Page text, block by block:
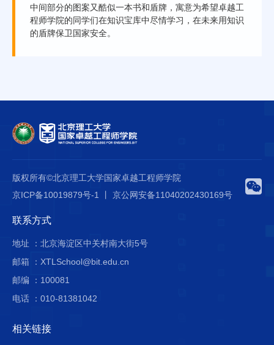
中间部分的图案又酷似一本书和盾牌，寓意为希望卓越工
程师学院的同学们在知识宝库中尽情学习，在未来用知识
的盾牌保卫国家安全。
版权所有©北京理工大学国家卓越工程师学院
京ICP备10019879号-1 丨 京公网安备11040202430169号
联系方式
地址 ：北京海淀区中关村南大街5号
邮箱 ：XTLSchool@bit.edu.cn
邮编 ：100081
电话 ：010-81381042
相关链接